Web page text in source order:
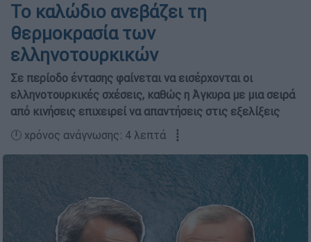
Το καλώδιο ανεβάζει τη
θερμοκρασία των
ελληνοτουρκικών
Σε περίοδο έντασης φαίνεται να εισέρχονται οι
ελληνοτουρκικές σχέσεις, καθώς η Άγκυρα με μια σειρά
από κινήσεις επιχειρεί να απαντήσεις στις εξελίξεις
🕛 χρόνος ανάγνωσης: 4 λεπτά ┋